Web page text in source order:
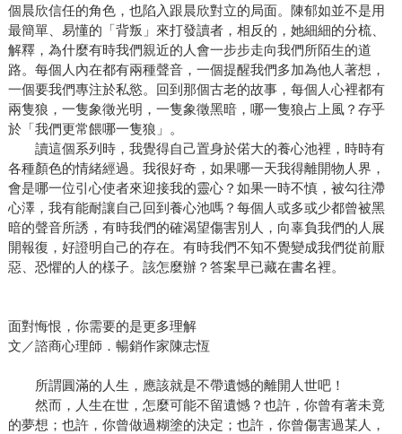
個晨欣信任的角色，也陷入跟晨欣對立的局面。陳郁如並不是用
最簡單、易懂的「背叛」來打發讀者，相反的，她細細的分梳、
解釋，為什麼有時我們親近的人會一步步走向我們所陌生的道
路。每個人內在都有兩種聲音，一個提醒我們多加為他人著想，
一個要我們專注於私慾。回到那個古老的故事，每個人心裡都有
兩隻狼，一隻象徵光明，一隻象徵黑暗，哪一隻狼占上風？存乎
於「我們更常餵哪一隻狼」。
讀這個系列時，我覺得自己置身於偌大的養心池裡，時時有
各種顏色的情緒經過。我很好奇，如果哪一天我得離開物人界，
會是哪一位引心使者來迎接我的靈心？如果一時不慎，被勾往滯
心澤，我有能耐讓自己回到養心池嗎？每個人或多或少都曾被黑
暗的聲音所誘，有時我們的確渴望傷害別人，向辜負我們的人展
開報復，好證明自己的存在。有時我們不知不覺變成我們從前厭
惡、恐懼的人的樣子。該怎麼辦？答案早已藏在書名裡。
面對悔恨，你需要的是更多理解
文／諮商心理師．暢銷作家陳志恆
所謂圓滿的人生，應該就是不帶遺憾的離開人世吧！
然而，人生在世，怎麼可能不留遺憾？也許，你曾有著未竟
的夢想；也許，你曾做過糊塗的決定；也許，你曾傷害過某人，